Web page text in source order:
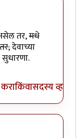
प्रा.डॉ.दिलीप बिरुटे
तर,मधे
देवाच्या
किंवासदस्य व्हा